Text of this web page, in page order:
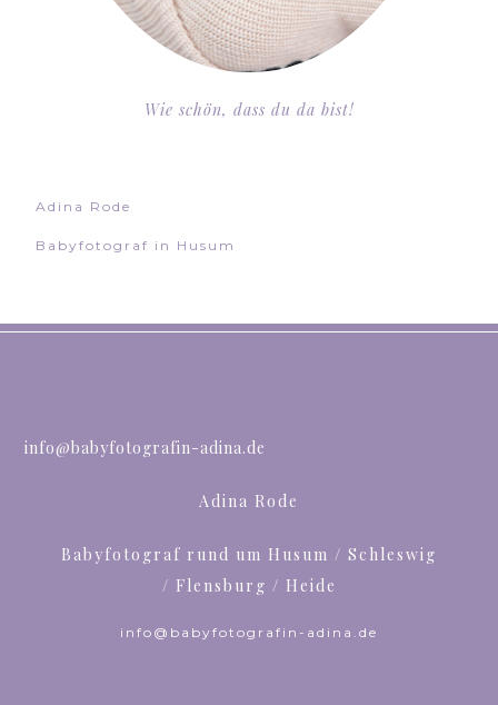
Wie schön, dass du da bist!
Adina Rode
Babyfotograf in Husum
info@babyfotografin-adina.de
Adina Rode
Babyfotograf rund um Husum / Schleswig
/ Flensburg / Heide
info@babyfotografin-adina.de